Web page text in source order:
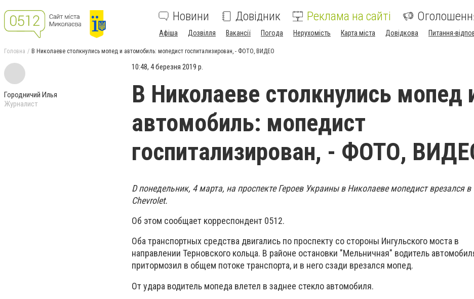
Новини Довідник Реклама на сайті
Афіша Дозвілля Вакансії Погода Нерухомість Карта міста Довідкова Питання-
Головна В Николаеве столкнулись мопед и автомобиль: мопедист госпитализирован, - ФОТО, ВИДЕО
Городничий Илья
Журналист
10:48, 4 березня 2019 р.
В Николаеве столкнулись мопед
автомобиль: мопедист
госпитализирован, - ФОТО,
D понедельник, 4 марта, на проспекте Героев Украины в Николаеве мопедист врезался в
Chevrolet.
Об этом сообщает корреспондент 0512.
Оба транспортных средства двигались по проспекту со стороны Ингульского моста в
направлении Терновского кольца. В районе остановки "Мельничная" водитель
притормозил в общем потоке транспорта, и в него сзади врезался мопед.
От удара водитель мопеда влетел в заднее стекло автомобиля.